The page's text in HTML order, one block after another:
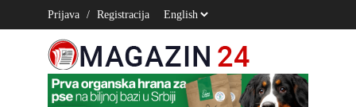
Prijava / Registracija